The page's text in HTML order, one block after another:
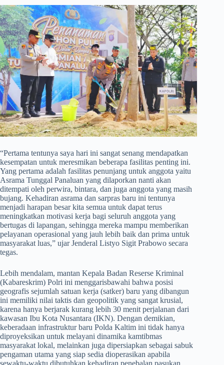
​“Pertama tentunya saya hari ini sangat senang mendapatkan
kesempatan untuk meresmikan beberapa fasilitas penting ini.
Yang pertama adalah fasilitas penunjang untuk anggota yaitu
Asrama Tunggal Panaluan yang dilaporkan nanti akan
ditempati oleh perwira, bintara, dan juga anggota yang masih
bujang. Kehadiran asrama dan sarpras baru ini tentunya
menjadi harapan besar kita semua untuk dapat terus
meningkatkan motivasi kerja bagi seluruh anggota yang
bertugas di lapangan, sehingga mereka mampu memberikan
pelayanan operasional yang jauh lebih baik dan prima untuk
masyarakat luas,” ujar Jenderal Listyo Sigit Prabowo secara
tegas.
​Lebih mendalam, mantan Kepala Badan Reserse Kriminal
(Kabareskrim) Polri ini menggarisbawahi bahwa posisi
geografis sejumlah satuan kerja (satker) baru yang dibangun
ini memiliki nilai taktis dan geopolitik yang sangat krusial,
karena hanya berjarak kurang lebih 30 menit perjalanan dari
kawasan Ibu Kota Nusantara (IKN). Dengan demikian,
keberadaan infrastruktur baru Polda Kaltim ini tidak hanya
diproyeksikan untuk melayani dinamika kamtibmas
masyarakat lokal, melainkan juga dipersiapkan sebagai sabuk
pengaman utama yang siap sedia dioperasikan apabila
sewaktu-waktu dibutuhkan kehadiran penebalan pasukan